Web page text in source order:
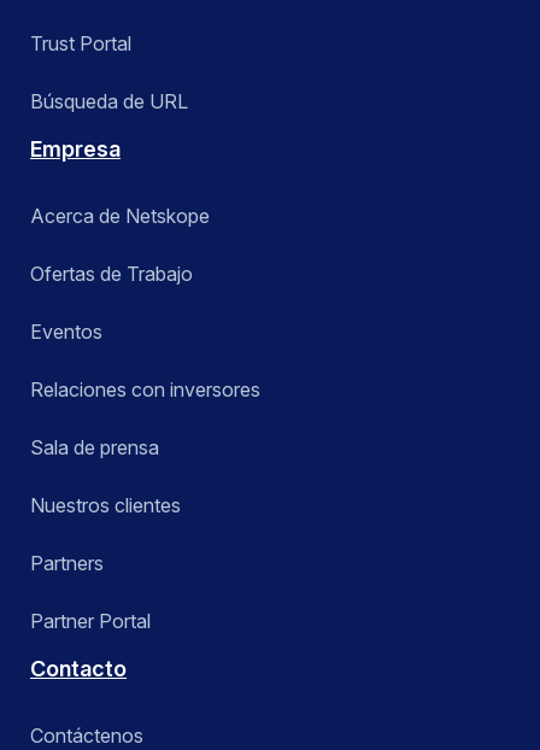
Trust Portal
Búsqueda de URL
Empresa
Acerca de Netskope
Ofertas de Trabajo
Eventos
Relaciones con inversores
Sala de prensa
Nuestros clientes
Partners
Partner Portal
Contacto
Contáctenos